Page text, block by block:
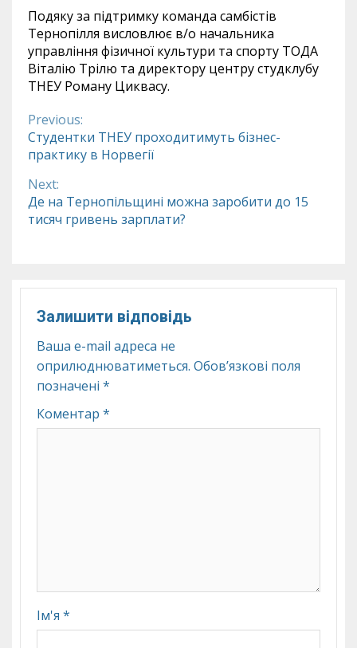
Подяку за підтримку команда самбістів
Тернопілля висловлює в/о начальника
управління фізичної культури та спорту ТОДА
Віталію Трілю та директору центру студклубу
ТНЕУ Роману Циквасу.
Continue
Reading
Previous:
Студентки ТНЕУ проходитимуть бізнес-
практику в Норвегії
Next:
Де на Тернопільщині можна заробити до 15
тисяч гривень зарплати?
Залишити відповідь
Ваша e-mail адреса не
оприлюднюватиметься. Обов’язкові поля
позначені *
Коментар *
Ім'я *